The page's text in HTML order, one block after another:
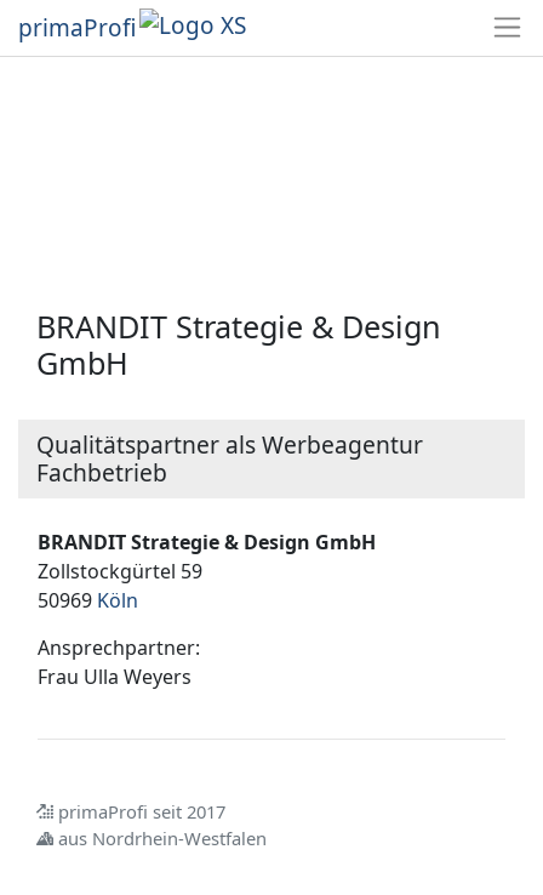
primaProfi
BRANDIT Strategie & Design
GmbH
Qualitätspartner als Werbeagentur
Fachbetrieb
BRANDIT Strategie & Design GmbH
Zollstockgürtel 59
50969 Köln
Ansprechpartner:
Frau Ulla Weyers
primaProfi seit 2017
aus Nordrhein-Westfalen